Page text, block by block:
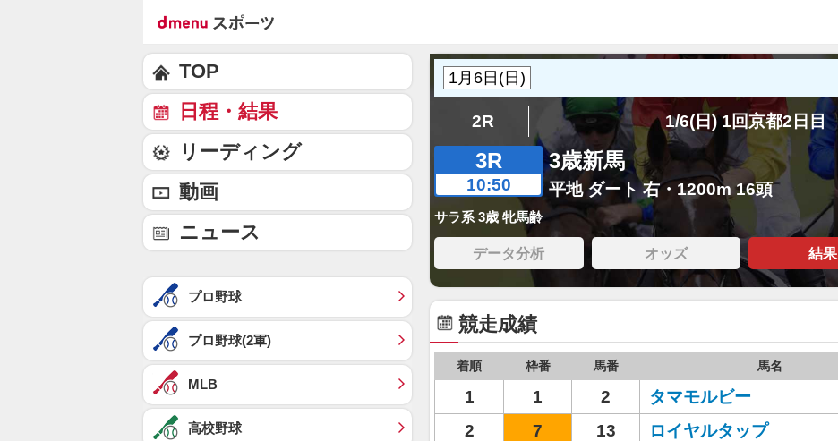
2R 1/6(日) 1回京都2日目
3R
10:50
3歳新馬
平地 ダート 右・1200m 16頭
サラ系 3歳 牝馬齢
データ分析 オッズ 結果
競走成績
着順 枠番 馬番 馬名
1 1 2 タマモルビー
2
7 13 ロイヤルタップ
TOP
日程・結果
リーディング
動画
ニュース
プロ野球
プロ野球(2軍)
MLB
高校野球